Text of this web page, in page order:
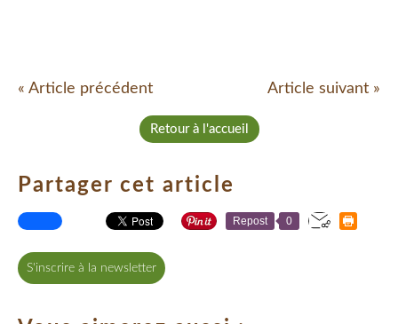
« Article précédent Article suivant »
Retour à l'accueil
Partager cet article
Repost 0
S'inscrire à la newsletter